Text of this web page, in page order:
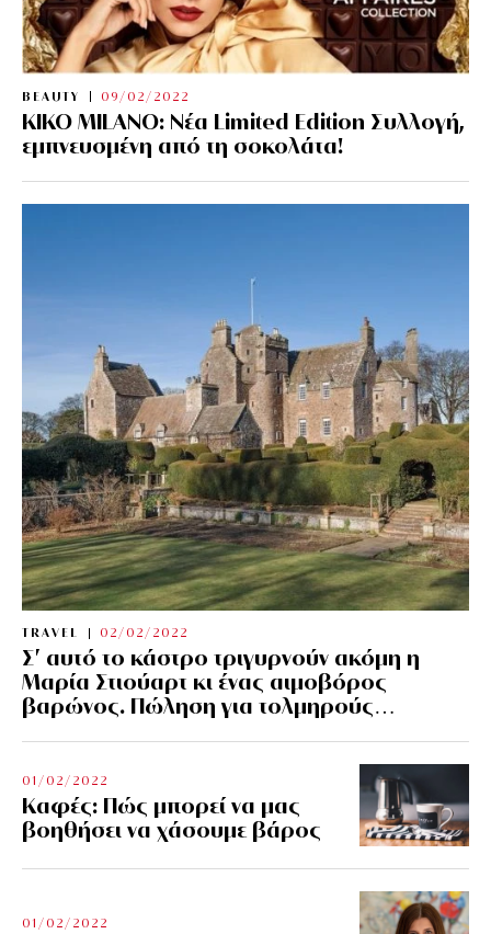
BEAUTY 09/02/2022
KIKO MILANO: Νέα Limited Edition Συλλογή,
εμπνευσμένη από τη σοκολάτα!
TRAVEL 02/02/2022
Σ’ αυτό το κάστρο τριγυρνούν ακόμη η
Μαρία Στιούαρτ κι ένας αιμοβόρος
βαρώνος. Πώληση για τολμηρούς…
01/02/2022
Kαφές: Πώς μπορεί να μας
βοηθήσει να χάσουμε βάρος
01/02/2022